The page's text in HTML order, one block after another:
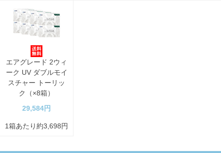
エアグレード 2ウィ
ーク UV ダブルモイ
スチャー トーリッ
ク（×8箱）
29,584円
1箱あたり約3,698円